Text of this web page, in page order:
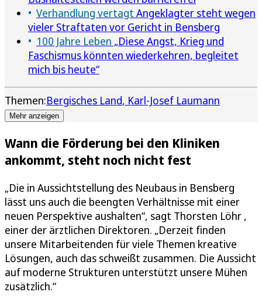
Verhandlung vertagt Angeklagter steht wegen
vieler Straftaten vor Gericht in Bensberg
100 Jahre Leben „Diese Angst, Krieg und
Faschismus könnten wiederkehren, begleitet
mich bis heute“
Themen:Bergisches Land Karl-Josef Laumann
Mehr anzeigen
Wann die Förderung bei den Kliniken
ankommt, steht noch nicht fest
„Die in Aussichtstellung des Neubaus in Bensberg
lässt uns auch die beengten Verhältnisse mit einer
neuen Perspektive aushalten“, sagt Thorsten Löhr ,
einer der ärztlichen Direktoren. „Derzeit finden
unsere Mitarbeitenden für viele Themen kreative
Lösungen, auch das schweißt zusammen. Die Aussicht
auf moderne Strukturen unterstützt unsere Mühen
zusätzlich.“